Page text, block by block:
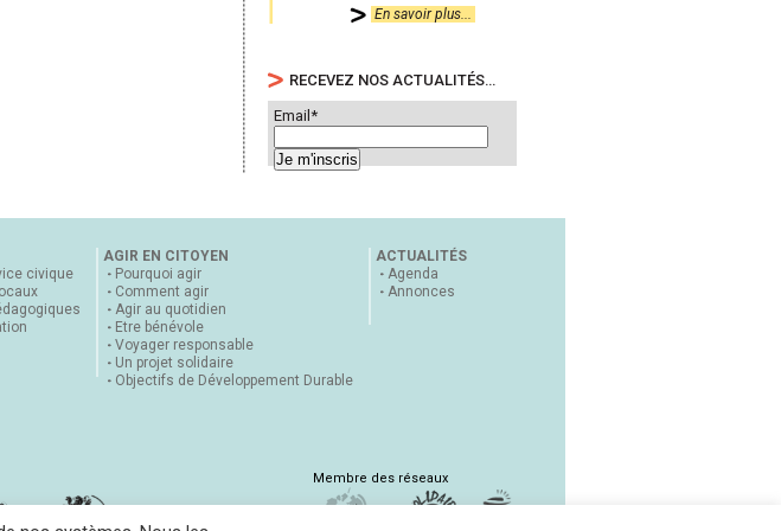
En savoir plus...
RECEVEZ NOS ACTUALITÉS…
Email*
civique
AGIR EN CITOYEN
Pourquoi agir
Comment agir
Agir au quotidien
Etre bénévole
Voyager responsable
Un projet solidaire
Objectifs de Développement Durable
ACTUALITÉS
Agenda
Annonces
Membre des réseaux